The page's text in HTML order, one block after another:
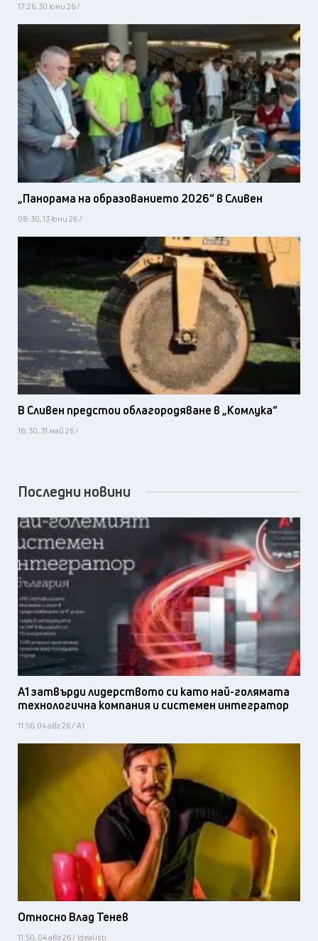
17:26, 30 юни 26 /
„Панорама на образованието 2026“ в Сливен
08:30, 13 юни 26 /
В Сливен предстои облагородяване в „Комлука“
18:30, 31 май 26 /
Последни новини
А1 затвърди лидерството си като най-голямата
технологична компания и системен интегратор
11:56, 04 авг 26 / А1
Относно Влад Тенев
11:50, 04 авг 26 / Idealisti